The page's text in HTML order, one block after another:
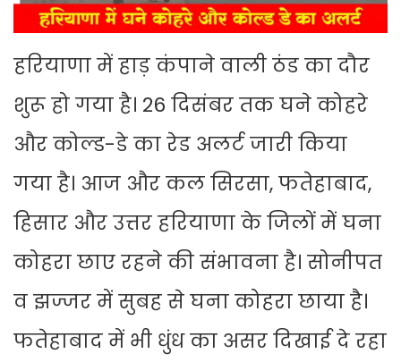
हरियाणा में हाड़ कंपाने वाली ठंड का दौर
शुरू हो गया है। 26 दिसंबर तक घने कोहरे
और कोल्ड-डे का रेड अलर्ट जारी किया
गया है। आज और कल सिरसा, फतेहाबाद,
हिसार और उत्तर हरियाणा के जिलों में घना
कोहरा छाए रहने की संभावना है। सोनीपत
व झज्जर में सुबह से घना कोहरा छाया है।
फतेहाबाद में भी धुंध का असर दिखाई दे रहा